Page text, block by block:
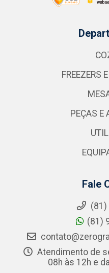
FREEZERS
PEÇAS E
Fale
(81)
Atendimento de
08h às 12h e